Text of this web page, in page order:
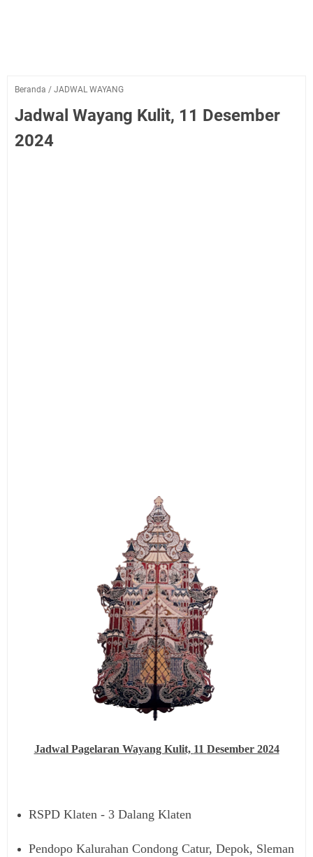
Beranda / JADWAL WAYANG
Jadwal Wayang Kulit, 11 Desember
2024
Jadwal Pagelaran Wayang Kulit, 11 Desember 2024
RSPD Klaten - 3 Dalang Klaten
Pendopo Kalurahan Condong Catur, Depok, Sleman